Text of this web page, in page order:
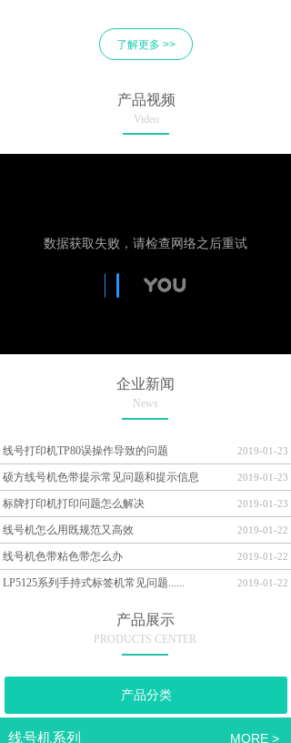
了解更多 >>
产品视频
Video
企业新闻
News
线号打印机TP80误操作导致的问题 2019-01-23
硕方线号机色带提示常见问题和提示信息 2019-01-23
标牌打印机打印问题怎么解决 2019-01-23
线号机怎么用既规范又高效 2019-01-22
线号机色带粘色带怎么办 2019-01-22
LP5125系列手持式标签机常见问题...... 2019-01-22
产品展示
PRODUCTS CENTER
产品分类
线号机系列 MORE >